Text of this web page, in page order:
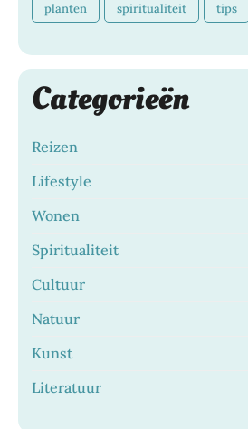
planten spiritualiteit tips
Categorieën
Reizen
Lifestyle
Wonen
Spiritualiteit
Cultuur
Natuur
Kunst
Literatuur